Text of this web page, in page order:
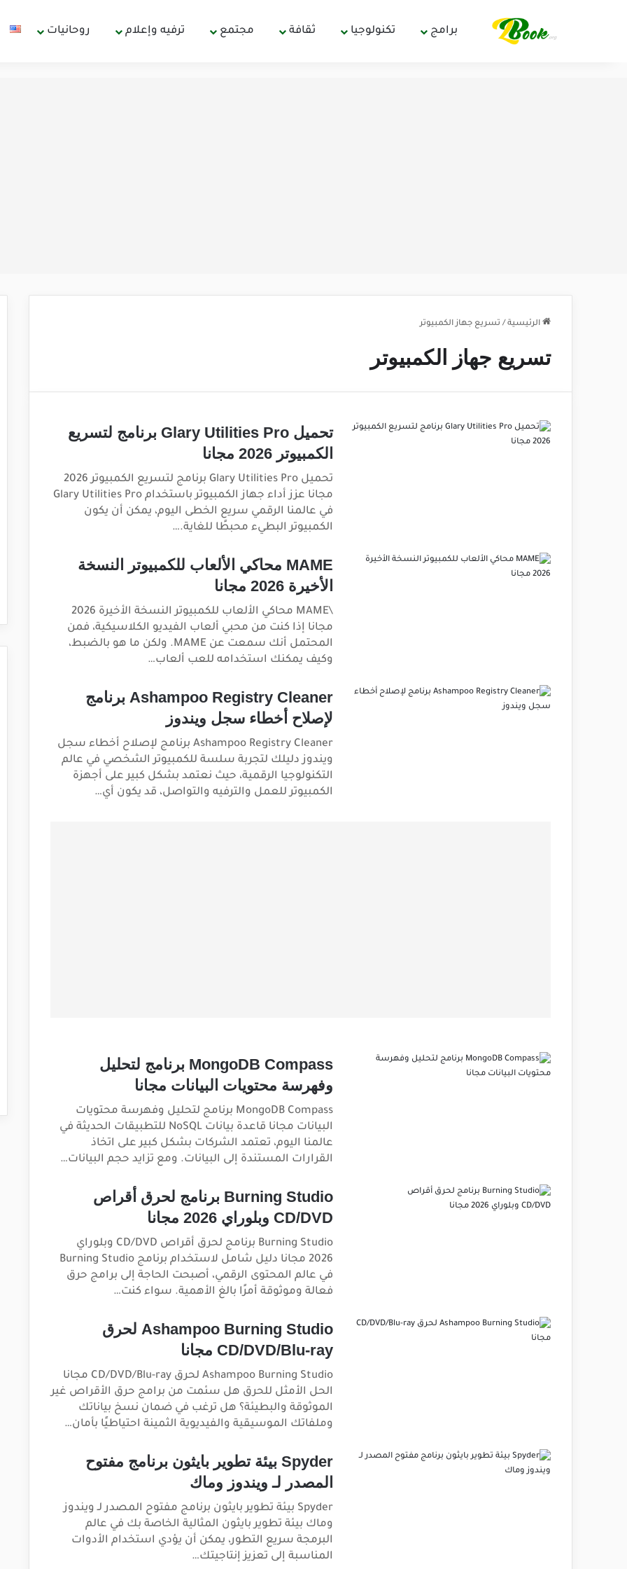
برامج تكنولوجيا ثقافة مجتمع ترفيه وإعلام روحانيات
الرئيسية / تسريع جهاز الكمبيوتر
تسريع جهاز الكمبيوتر
تحميل Glary Utilities Pro برنامج لتسريع
الكمبيوتر 2026 مجانا
تحميل Glary Utilities Pro برنامج لتسريع الكمبيوتر 2026
مجانا عزز أداء جهاز الكمبيوتر باستخدام Glary Utilities Pro
في عالمنا الرقمي سريع الخطى اليوم، يمكن أن يكون
الكمبيوتر البطيء محبطًا للغاية.…
MAME محاكي الألعاب للكمبيوتر النسخة
الأخيرة 2026 مجانا
\MAME محاكي الألعاب للكمبيوتر النسخة الأخيرة 2026
مجانا إذا كنت من محبي ألعاب الفيديو الكلاسيكية، فمن
المحتمل أنك سمعت عن MAME. ولكن ما هو بالضبط،
وكيف يمكنك استخدامه للعب ألعاب…
Ashampoo Registry Cleaner برنامج
لإصلاح أخطاء سجل ويندوز
Ashampoo Registry Cleaner برنامج لإصلاح أخطاء سجل
ويندوز دليلك لتجربة سلسة للكمبيوتر الشخصي في عالم
التكنولوجيا الرقمية، حيث نعتمد بشكل كبير على أجهزة
الكمبيوتر للعمل والترفيه والتواصل، قد يكون أي…
MongoDB Compass برنامج لتحليل
وفهرسة محتويات البيانات مجانا
MongoDB Compass برنامج لتحليل وفهرسة محتويات
البيانات مجانا قاعدة بيانات NoSQL للتطبيقات الحديثة في
عالمنا اليوم، تعتمد الشركات بشكل كبير على اتخاذ
القرارات المستندة إلى البيانات. ومع تزايد حجم البيانات…
Burning Studio برنامج لحرق أقراص
CD/DVD وبلوراي 2026 مجانا
Burning Studio برنامج لحرق أقراص CD/DVD وبلوراي
2026 مجانا دليل شامل لاستخدام برنامج Burning Studio
في عالم المحتوى الرقمي، أصبحت الحاجة إلى برامج حرق
فعالة وموثوقة أمرًا بالغ الأهمية. سواء كنت…
Ashampoo Burning Studio لحرق
CD/DVD/Blu-ray مجانا
Ashampoo Burning Studio لحرق CD/DVD/Blu-ray مجانا
الحل الأمثل للحرق هل سئمت من برامج حرق الأقراص غير
الموثوقة والبطيئة؟ هل ترغب في ضمان نسخ بياناتك
وملفاتك الموسيقية والفيديوية الثمينة احتياطيًا بأمان…
Spyder بيئة تطوير بايثون برنامج مفتوح
المصدر لـ ويندوز وماك
Spyder بيئة تطوير بايثون برنامج مفتوح المصدر لـ ويندوز
وماك بيئة تطوير بايثون المثالية الخاصة بك في عالم
البرمجة سريع التطور، يمكن أن يؤدي استخدام الأدوات
المناسبة إلى تعزيز إنتاجيتك…